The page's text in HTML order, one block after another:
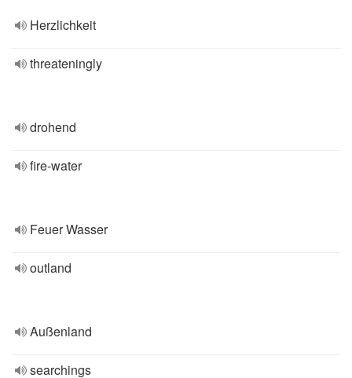
Herzlichkeit
threateningly
drohend
fire-water
Feuer Wasser
outland
Außenland
searchings